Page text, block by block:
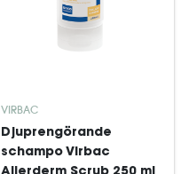
VIRBAC
Djuprengörande
schampo Virbac